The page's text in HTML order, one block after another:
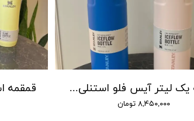
قمقمه یک لیتر آیس فلو استنلی سری آرئولایت تولید 2025
۸,۴۵۰,۰۰۰ تومان